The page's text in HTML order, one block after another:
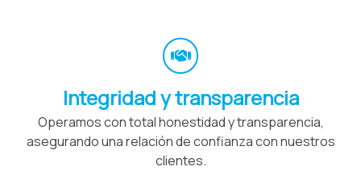
Integridad y transparencia
Operamos con total honestidad y transparencia,
asegurando una relación de confianza con nuestros
clientes.